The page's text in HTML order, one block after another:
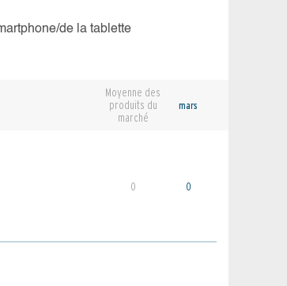
de la tablette
Moyenne des
produits du
marché
mars
0 0